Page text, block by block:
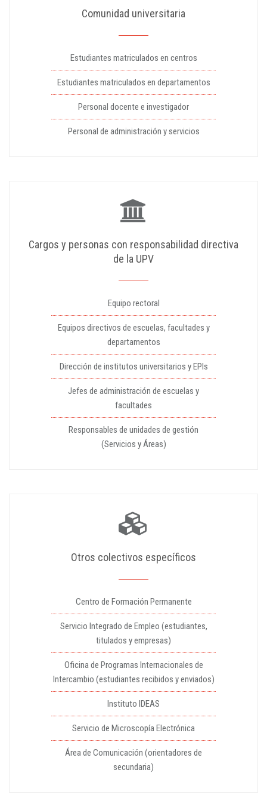
Comunidad universitaria
Estudiantes matriculados en centros
Estudiantes matriculados en departamentos
Personal docente e investigador
Personal de administración y servicios
Cargos y personas con responsabilidad directiva
de la UPV
Equipo rectoral
Equipos directivos de escuelas, facultades y
departamentos
Dirección de institutos universitarios y EPIs
Jefes de administración de escuelas y
facultades
Responsables de unidades de gestión
(Servicios y Áreas)
Otros colectivos específicos
Centro de Formación Permanente
Servicio Integrado de Empleo (estudiantes,
titulados y empresas)
Oficina de Programas Internacionales de
Intercambio (estudiantes recibidos y enviados)
Instituto IDEAS
Servicio de Microscopía Electrónica
Área de Comunicación (orientadores de
secundaria)